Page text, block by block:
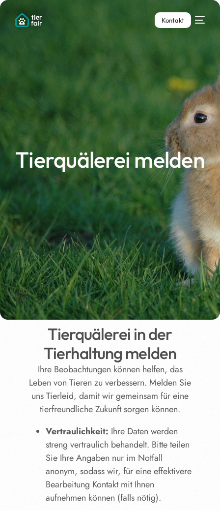
Kontakt
Tierquälereimelden
Tierquälerei in der
Tierhaltung melden
Ihre Beobachtungen können helfen, das
Leben von Tieren zu verbessern. Melden Sie
uns Tierleid, damit wir gemeinsam für eine
tierfreundliche Zukunft sorgen können.
Vertraulichkeit: Ihre Daten werden
streng vertraulich behandelt. Bitte teilen
Sie Ihre Angaben nur im Notfall
anonym, sodass wir, für eine effektivere
Bearbeitung Kontakt mit Ihnen
aufnehmen können (falls nötig).